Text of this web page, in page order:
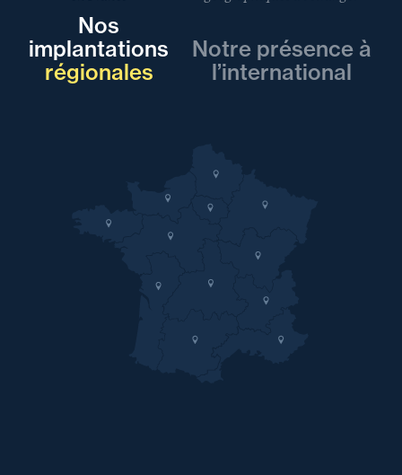
Nos
implantations
régionales
Notre présence à
l’international